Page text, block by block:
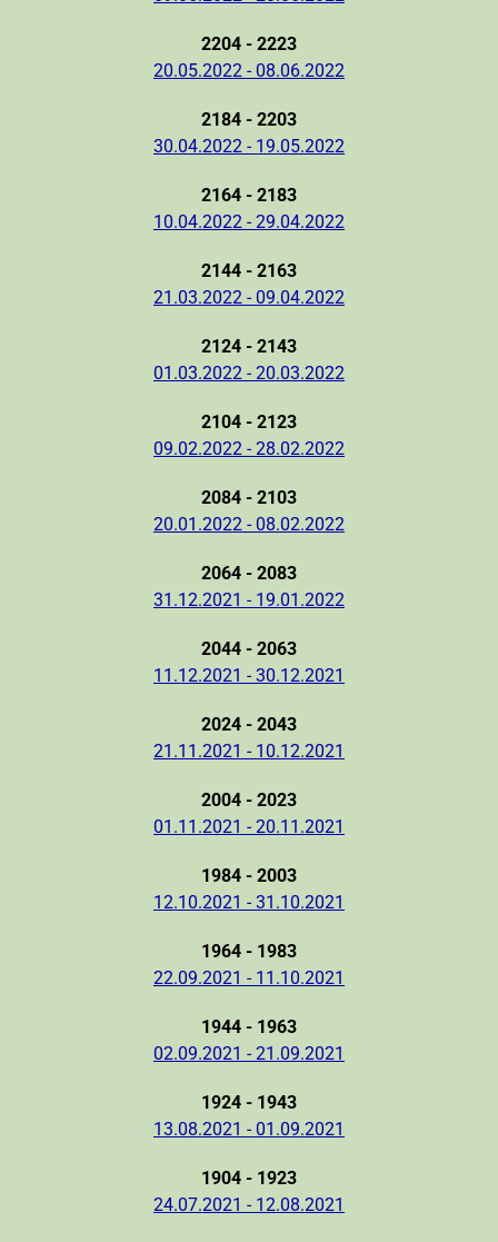
2204 - 2223
20.05.2022 - 08.06.2022
2184 - 2203
30.04.2022 - 19.05.2022
2164 - 2183
10.04.2022 - 29.04.2022
2144 - 2163
21.03.2022 - 09.04.2022
2124 - 2143
01.03.2022 - 20.03.2022
2104 - 2123
09.02.2022 - 28.02.2022
2084 - 2103
20.01.2022 - 08.02.2022
2064 - 2083
31.12.2021 - 19.01.2022
2044 - 2063
11.12.2021 - 30.12.2021
2024 - 2043
21.11.2021 - 10.12.2021
2004 - 2023
01.11.2021 - 20.11.2021
1984 - 2003
12.10.2021 - 31.10.2021
1964 - 1983
22.09.2021 - 11.10.2021
1944 - 1963
02.09.2021 - 21.09.2021
1924 - 1943
13.08.2021 - 01.09.2021
1904 - 1923
24.07.2021 - 12.08.2021